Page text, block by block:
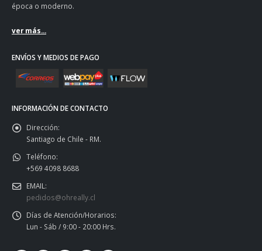
época o moderno.
ver más...
ENVÍOS Y MEDIOS DE PAGO
INFORMACIÓN DE CONTACTO
Dirección:
Santiago de Chile - RM.
Teléfono:
+569 4098 8688
EMAIL:
pedidos@ohreally.cl
Días de Atención/Horarios:
Lun - Sáb / 9:00 - 20:00 Hrs.